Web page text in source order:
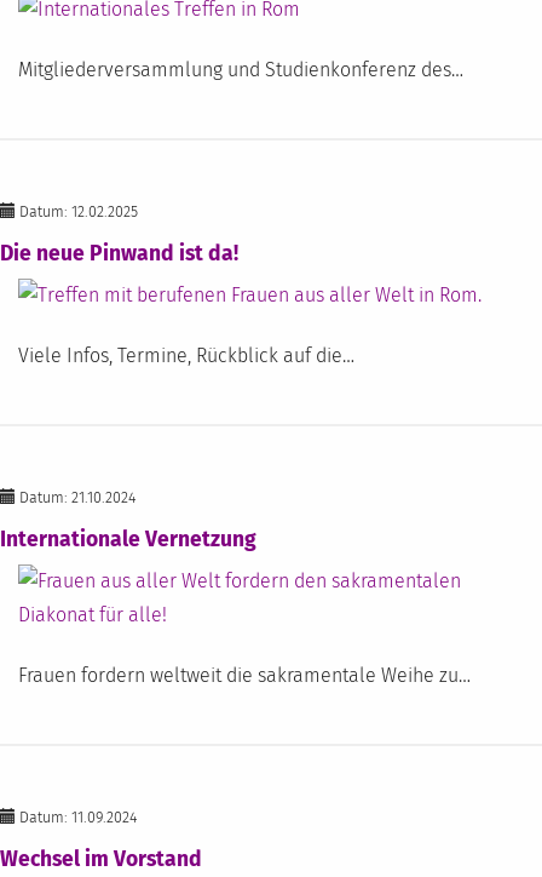
Mitgliederversammlung und Studienkonferenz des…
Datum: 12.02.2025
Die neue Pinwand ist da!
Viele Infos, Termine, Rückblick auf die…
Datum: 21.10.2024
Internationale Vernetzung
Frauen fordern weltweit die sakramentale Weihe zu…
Datum: 11.09.2024
Wechsel im Vorstand